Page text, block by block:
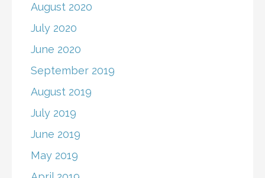
August 2020
July 2020
June 2020
September 2019
August 2019
July 2019
June 2019
May 2019